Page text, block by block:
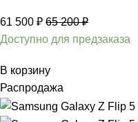
61 500 ₽ 65 200₽
Доступно для предзаказа
В корзину
Распродажа